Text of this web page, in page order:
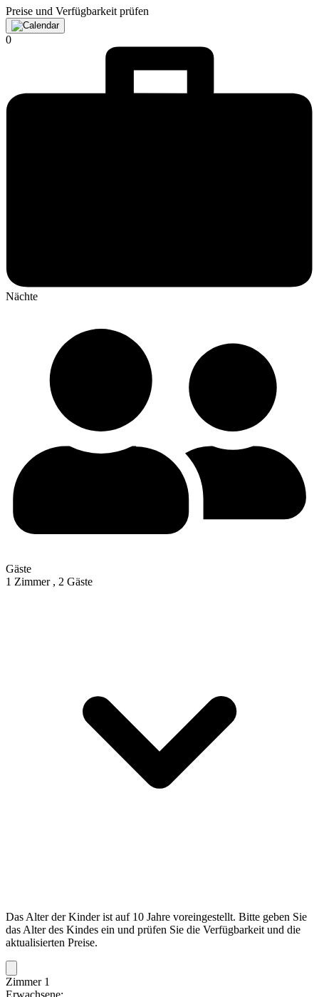
Preise und Verfügbarkeit prüfen
0
Nächte
Gäste
1 Zimmer , 2 Gäste
Das Alter der Kinder ist auf 10 Jahre voreingestellt. Bitte geben Sie
das Alter des Kindes ein und prüfen Sie die Verfügbarkeit und die
aktualisierten Preise.
Zimmer 1
Erwachsene: